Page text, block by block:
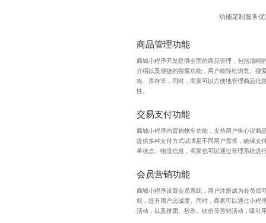
功能定制服务
商品管理功能
商城小程序开发提供全面的商品管理，包括清晰
介绍以及便捷的搜索功能，用户能轻松浏览、搜
格、库存等，同时，商家可以方便地管理商品信
性。
交易支付功能
商城小程序内置购物车功能，支持用户将心仪商
提供多种支付方式以满足不同用户需求，确保支
单状态、物流信息，商家也可以通过管理系统进
会员营销功能
商城小程序设置会员系统，用户注册成为会员后
权，提升用户忠诚度。同时，商家可以通过小程
活动，以及拼团、秒杀、砍价等营销活动，吸引